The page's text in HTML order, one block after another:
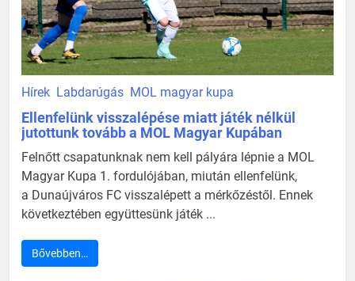
Hírek Labdarúgás MOL magyar kupa
Ellenfelünk visszalépése miatt játék nélkül
jutottunk tovább a MOL Magyar Kupában
Felnőtt csapatunknak nem kell pályára lépnie a MOL
Magyar Kupa 1. fordulójában, miután ellenfelünk,
a Dunaújváros FC visszalépett a mérkőzéstől. Ennek
következtében együttesünk játék ...
Bővebben…